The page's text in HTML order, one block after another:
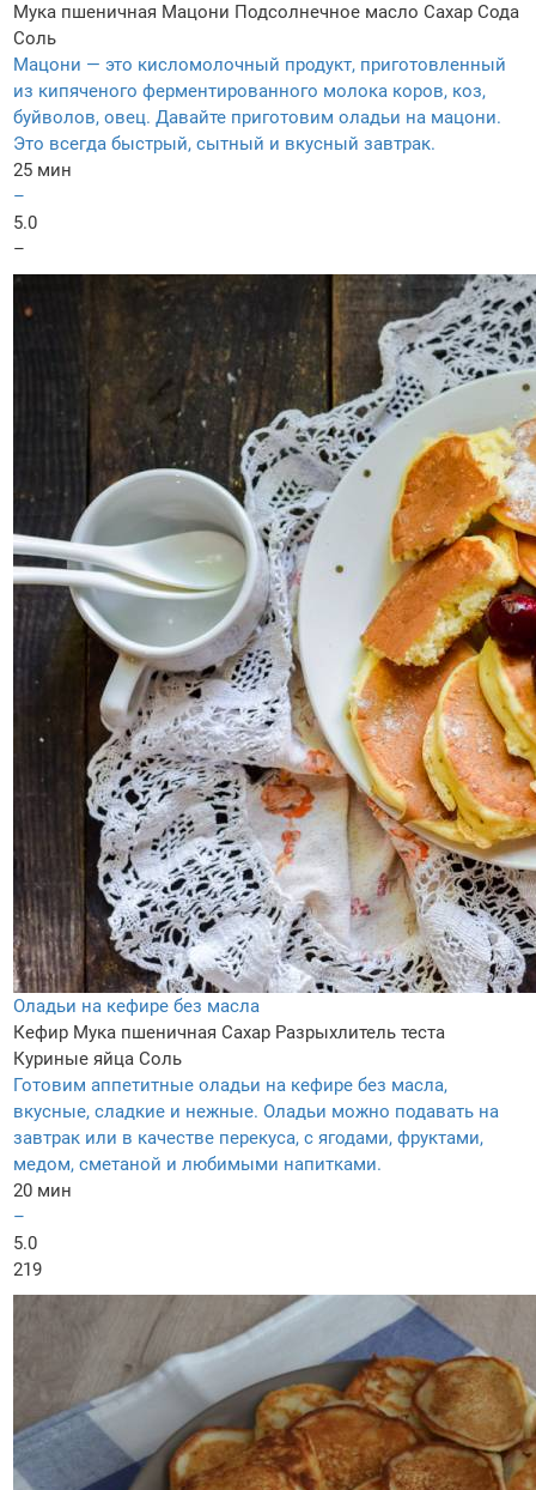
Мука пшеничная Мацони Подсолнечное масло Сахар Сода
Соль
Мацони — это кисломолочный продукт, приготовленный
из кипяченого ферментированного молока коров, коз,
буйволов, овец. Давайте приготовим оладьи на мацони.
Это всегда быстрый, сытный и вкусный завтрак.
25 мин
–
5.0
–
Оладьи на кефире без масла
Кефир Мука пшеничная Сахар Разрыхлитель теста
Куриные яйца Соль
Готовим аппетитные оладьи на кефире без масла,
вкусные, сладкие и нежные. Оладьи можно подавать на
завтрак или в качестве перекуса, с ягодами, фруктами,
медом, сметаной и любимыми напитками.
20 мин
–
5.0
219